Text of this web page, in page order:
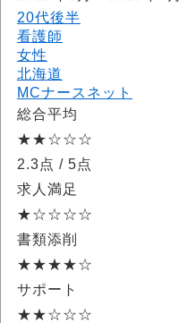
20代後半
看護師
女性
北海道
MCナースネット
総合平均
★★☆☆☆
2.3点 / 5点
求人満足
★☆☆☆☆
書類添削
★★★★☆
サポート
★★☆☆☆